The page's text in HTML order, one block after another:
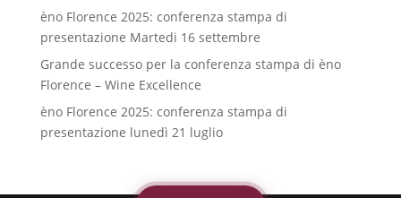
èno Florence 2025: conferenza stampa di
presentazione Martedi 16 settembre
Grande successo per la conferenza stampa di èno
Florence – Wine Excellence
èno Florence 2025: conferenza stampa di
presentazione lunedì 21 luglio